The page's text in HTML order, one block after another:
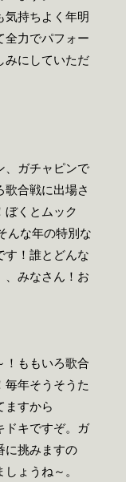
気持ちよく年明
全力でパフォー
みにしていただ
、ガチャピンで
合戦に出場さ
ぼくとムック
んな年の特別な
す！誰とどんな
、みなさん！お
！ももいろ歌合
年そうそうた
ますから
ドキですぞ。ガ
に挑みますの
ょうね～。